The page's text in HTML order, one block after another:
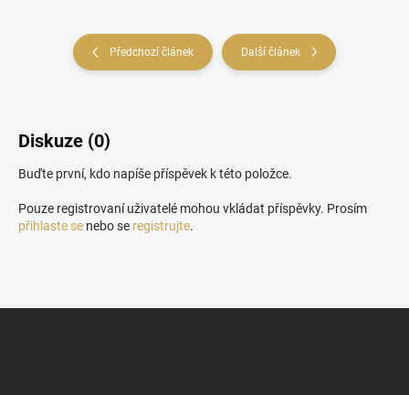
Předchozí článek Další článek
Diskuze (0)
Buďte první, kdo napíše příspěvek k této položce.
Pouze registrovaní uživatelé mohou vkládat příspěvky. Prosím
přihlaste se nebo se registrujte.